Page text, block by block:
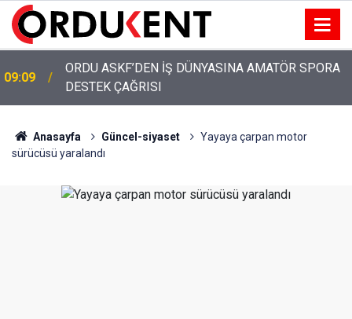
13:00
YUH ARTIK! KARLIBEL, TURİZM BAHANESİYLE
AKYAZI'DA IŞGALCİLERİ SAVUNUYOR!
Anasayfa Güncel-siyaset
Yayaya çarpan motor
sürücüsü yaralandı